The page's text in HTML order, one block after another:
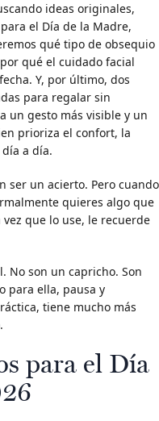
ideas originales,
el Día de la Madre,
qué tipo de obsequio
qué el cuidado facial
Y, por último, dos
para regalar sin
un gesto más visible y un
prioriza el confort, la
a día.
ser un acierto. Pero cuando
quieres algo que
que lo use, le recuerde
No son un capricho. Son
para ella, pausa y
tiene mucho más
para el Día